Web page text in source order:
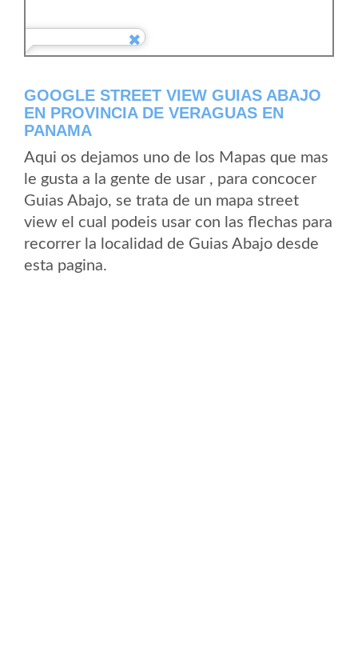
GOOGLE STREET VIEW GUIAS ABAJO
EN PROVINCIA DE VERAGUAS EN
PANAMA
Aqui os dejamos uno de los Mapas que mas
le gusta a la gente de usar , para concocer
Guias Abajo, se trata de un mapa street
view el cual podeis usar con las flechas para
recorrer la localidad de Guias Abajo desde
esta pagina.